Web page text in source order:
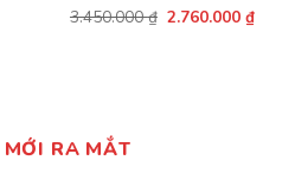
Được xếp
3.450.000₫ Giá
2.760.000₫Giá
RA MẮT